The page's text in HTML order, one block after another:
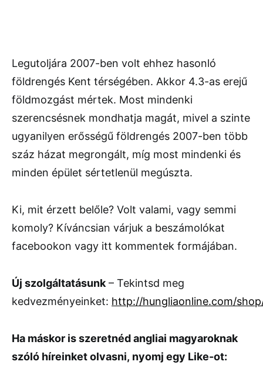
Legutoljára 2007-ben volt ehhez hasonló
földrengés Kent térségében. Akkor 4.3-as erejű
földmozgást mértek. Most mindenki
szerencsésnek mondhatja magát, mivel a szinte
ugyanilyen erősségű földrengés 2007-ben több
száz házat megrongált, míg most mindenki és
minden épület sértetlenül megúszta.
Ki, mit érzett belőle? Volt valami, vagy semmi
komoly? Kíváncsian várjuk a beszámolókat
facebookon vagy itt kommentek formájában.
Új szolgáltatásunk – Tekintsd meg
kedvezményeinket: http://hungliaonline.com/
Ha máskor is szeretnédangliai magyaroknak
szóló híreinket olvasni, nyomj egy Like-ot: